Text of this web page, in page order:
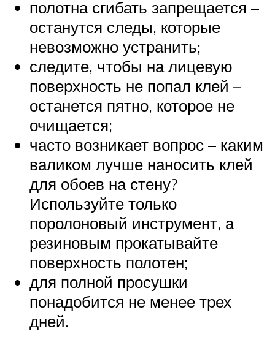
полотна сгибать запрещается –
останутся следы, которые
невозможно устранить;
следите, чтобы на лицевую
поверхность не попал клей –
останется пятно, которое не
очищается;
часто возникает вопрос – каким
валиком лучше наносить клей
для обоев на стену?
Используйте только
поролоновый инструмент, а
резиновым прокатывайте
поверхность полотен;
для полной просушки
понадобится не менее трех
дней.